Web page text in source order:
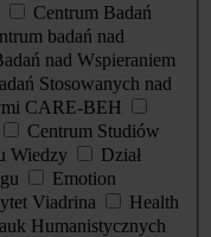
Centrum Badań
badań nad
nad Wspieraniem
Stosowanych nad
CARE-BEH
Centrum Studiów
Wiedzy
Dział
Emotion
Viadrina
Health
Humanistycznych